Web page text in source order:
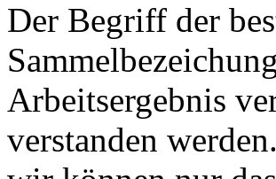
Der Begriff der
Arbeitsergebnis
verstanden